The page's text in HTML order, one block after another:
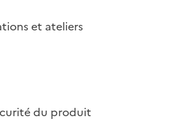
et ateliers
du produit